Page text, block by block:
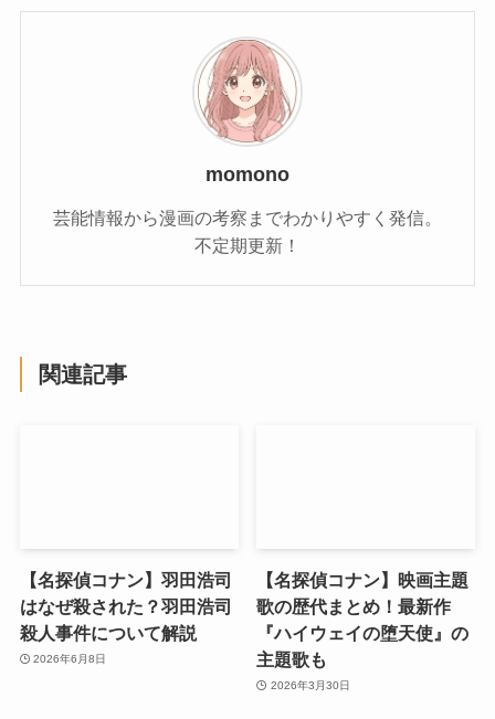
momono
芸能情報から漫画の考察までわかりやすく発信。
不定期更新！
関連記事
【名探偵コナン】羽田浩司
はなぜ殺された？羽田浩司
殺人事件について解説
2026年6月8日
【名探偵コナン】映画主題
歌の歴代まとめ！最新作
『ハイウェイの堕天使』の
主題歌も
2026年3月30日